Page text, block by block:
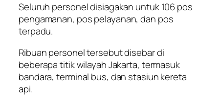
Seluruh personel disiagakan untuk 106 pos
pengamanan, pos pelayanan, dan pos
terpadu.
Ribuan personel tersebut disebar di
beberapa titik wilayah Jakarta, termasuk
bandara, terminal bus, dan stasiun kereta
api.